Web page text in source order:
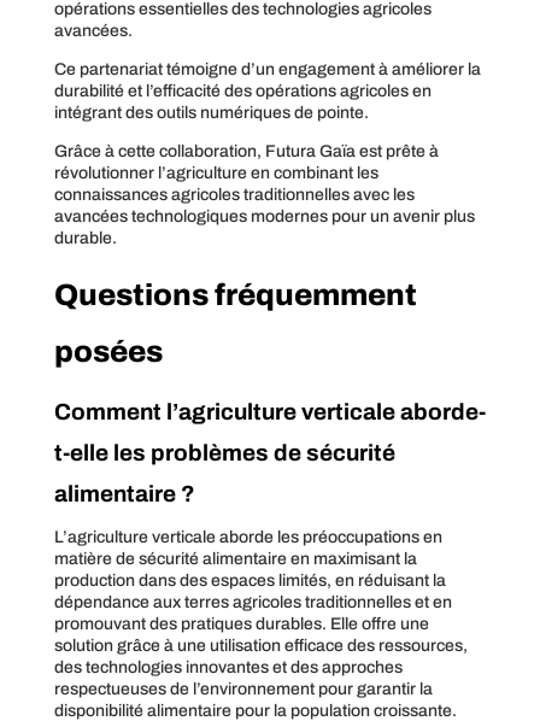
opérations essentielles des technologies agricoles
avancées.
Ce partenariat témoigne d’un engagement à améliorer la
durabilité et l’efficacité des opérations agricoles en
intégrant des outils numériques de pointe.
Grâce à cette collaboration, Futura Gaïa est prête à
révolutionner l’agriculture en combinant les
connaissances agricoles traditionnelles avec les
avancées technologiques modernes pour un avenir plus
durable.
Questions fréquemment
posées
Comment l’agriculture verticale aborde-
t-elle les problèmes de sécurité
alimentaire ?
L’agriculture verticale aborde les préoccupations en
matière de sécurité alimentaire en maximisant la
production dans des espaces limités, en réduisant la
dépendance aux terres agricoles traditionnelles et en
promouvant des pratiques durables. Elle offre une
solution grâce à une utilisation efficace des ressources,
des technologies innovantes et des approches
respectueuses de l’environnement pour garantir la
disponibilité alimentaire pour la population croissante.